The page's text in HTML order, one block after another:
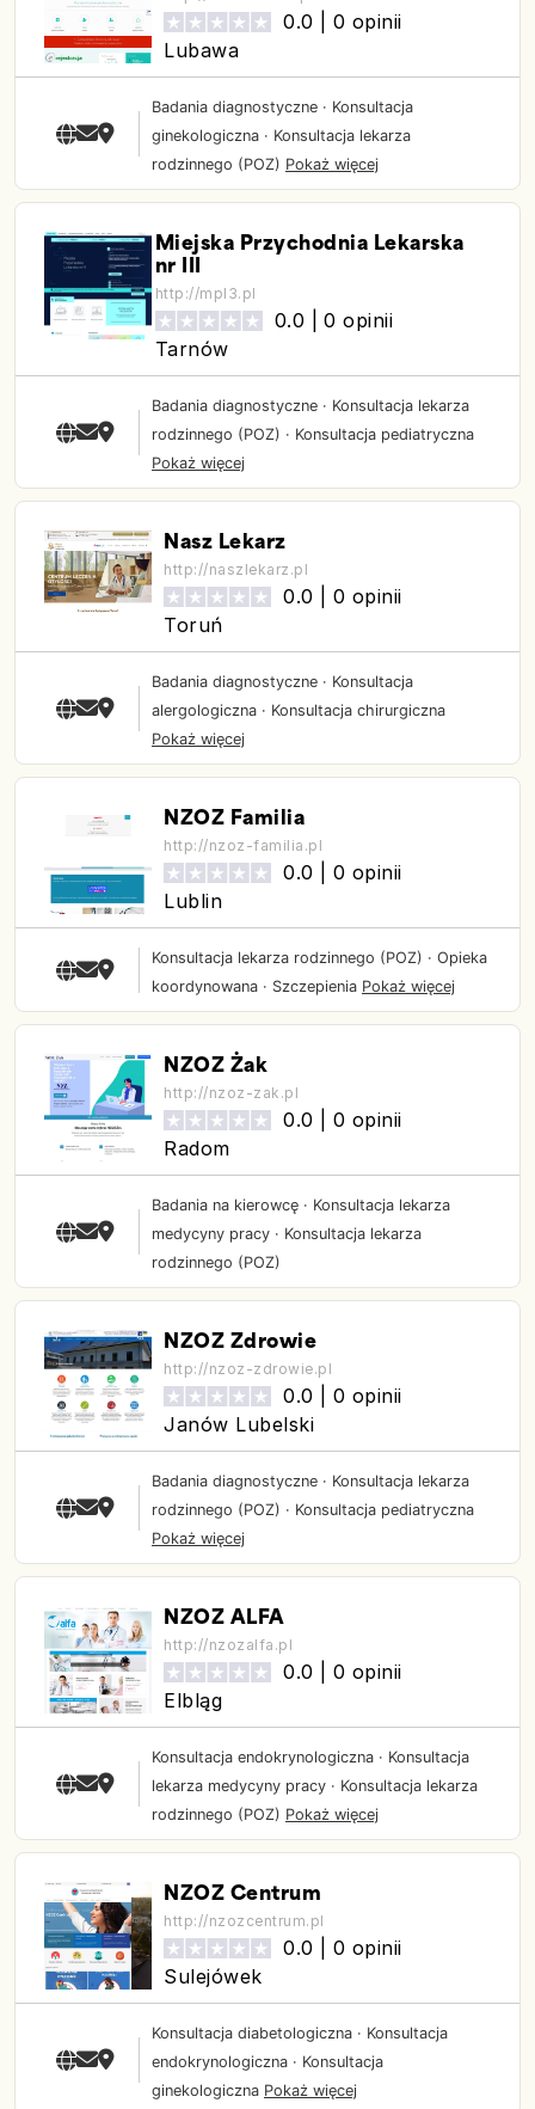
0.0 |
0 opinii
Lubawa
Badania diagnostyczne · Konsultacja
ginekologiczna · Konsultacja lekarza
rodzinnego (POZ) Pokaż więcej
Miejska Przychodnia Lekarska
nr III
http://mpl3.pl
0.0 |
0 opinii
Tarnów
Badania diagnostyczne · Konsultacja lekarza
rodzinnego (POZ) · Konsultacja pediatryczna
Pokaż więcej
Nasz Lekarz
http://naszlekarz.pl
0.0 |
0 opinii
Toruń
Badania diagnostyczne · Konsultacja
alergologiczna · Konsultacja chirurgiczna
Pokaż więcej
NZOZ Familia
http://nzoz-familia.pl
0.0 |
0 opinii
Lublin
Konsultacja lekarza rodzinnego (POZ) · Opieka
koordynowana · Szczepienia Pokaż więcej
NZOZ Żak
http://nzoz-zak.pl
0.0 |
0 opinii
Radom
Badania na kierowcę · Konsultacja lekarza
medycyny pracy · Konsultacja lekarza
rodzinnego (POZ)
NZOZ Zdrowie
http://nzoz-zdrowie.pl
0.0 |
0 opinii
Janów Lubelski
Badania diagnostyczne · Konsultacja lekarza
rodzinnego (POZ) · Konsultacja pediatryczna
Pokaż więcej
NZOZ ALFA
http://nzozalfa.pl
0.0 |
0 opinii
Elbląg
Konsultacja endokrynologiczna · Konsultacja
lekarza medycyny pracy · Konsultacja lekarza
rodzinnego (POZ) Pokaż więcej
NZOZ Centrum
http://nzozcentrum.pl
0.0 |
0 opinii
Sulejówek
Konsultacja diabetologiczna · Konsultacja
endokrynologiczna · Konsultacja
ginekologiczna Pokaż więcej